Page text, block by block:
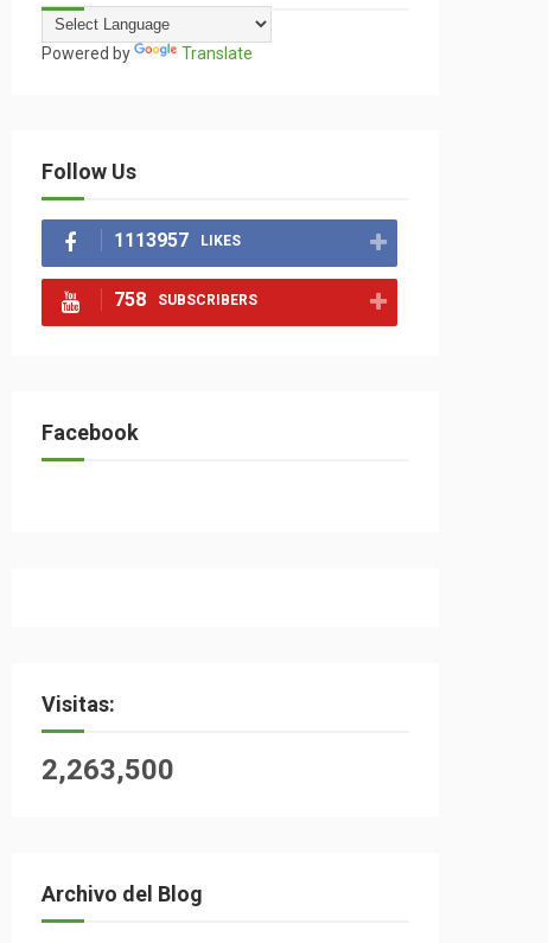
Powered by Translate
Follow Us
1113957 LIKES
758 SUBSCRIBERS
Facebook
Visitas:
2,263,500
Archivo del Blog